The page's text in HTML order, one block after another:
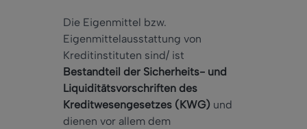
Die Eigenmittel bzw.
Eigenmittelausstattung von
Kreditinstituten sind/ ist
Bestandteil der Sicherheits- und
Liquiditätsvorschriften des
Kreditwesengesetzes (KWG) und
dienen vor allem dem